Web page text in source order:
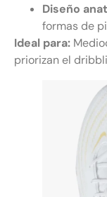
Diseño
formas de
Ideal para:
priorizan el